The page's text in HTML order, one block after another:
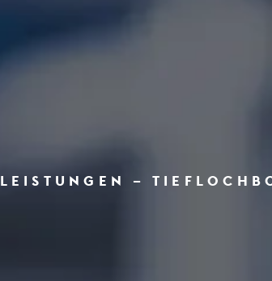
LEISTUNGEN –